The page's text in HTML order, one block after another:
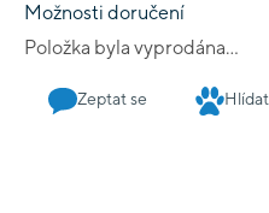
Možnosti doručení
Položka byla vyprodána…
Zeptat se Hlídat